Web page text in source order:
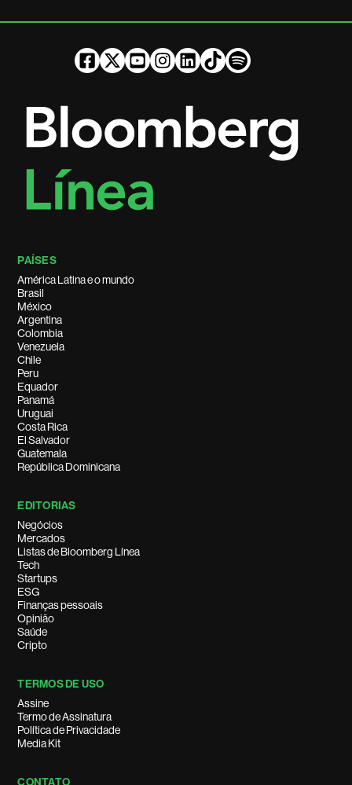
PAÍSES
América Latina e o mundo
Brasil
México
Argentina
Colombia
Venezuela
Chile
Peru
Equador
Panamá
Uruguai
Costa Rica
El Salvador
Guatemala
República Dominicana
EDITORIAS
Negócios
Mercados
Listas de Bloomberg Línea
Tech
Startups
ESG
Finanças pessoais
Opinião
Saúde
Cripto
TERMOS DE USO
Assine
Termo de Assinatura
Política de Privacidade
Media Kit
CONTATO